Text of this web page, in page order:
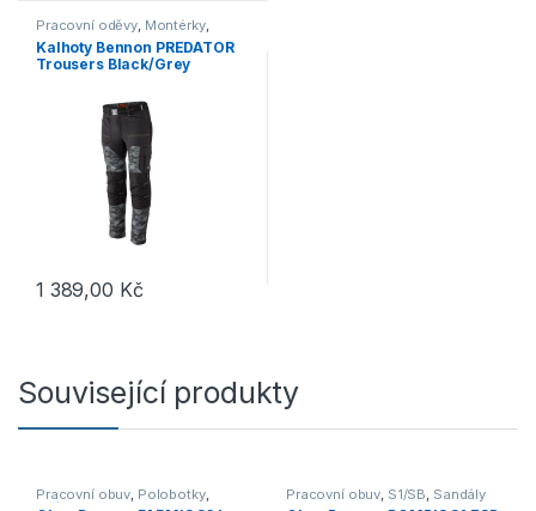
Pracovní oděvy, Montérky,
Kalhoty
Kalhoty Bennon PREDATOR
Trousers Black/Grey
1 389,00 Kč
Tento produkt má více variant. Možnosti lze vybrat na stránce
Související produkty
Pracovní obuv Polobotky,
S3/S1P
Pracovní obuv S1/SB Sandály